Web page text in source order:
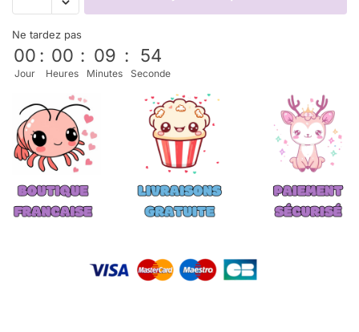
Ne tardez pas
00
Jour
: 00
Heures
: 09
Minutes
: 54
Seconde